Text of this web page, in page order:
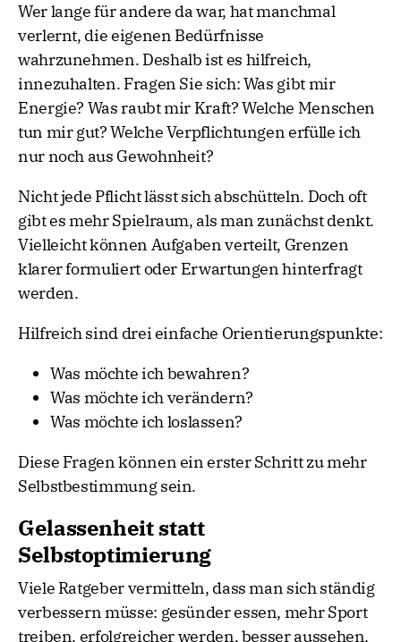
Wer lange für andere da war, hat manchmal
verlernt, die eigenen Bedürfnisse
wahrzunehmen. Deshalb ist es hilfreich,
innezuhalten. Fragen Sie sich: Was gibt mir
Energie? Was raubt mir Kraft? Welche Menschen
tun mir gut? Welche Verpflichtungen erfülle ich
nur noch aus Gewohnheit?
Nicht jede Pflicht lässt sich abschütteln. Doch oft
gibt es mehr Spielraum, als man zunächst denkt.
Vielleicht können Aufgaben verteilt, Grenzen
klarer formuliert oder Erwartungen hinterfragt
werden.
Hilfreich sind drei einfache Orientierungspunkte:
Was möchte ich bewahren?
Was möchte ich verändern?
Was möchte ich loslassen?
Diese Fragen können ein erster Schritt zu mehr
Selbstbestimmung sein.
Gelassenheit statt
Selbstoptimierung
Viele Ratgeber vermitteln, dass man sich ständig
verbessern müsse: gesünder essen, mehr Sport
treiben, erfolgreicher werden, besser aussehen,